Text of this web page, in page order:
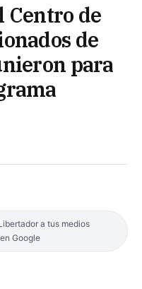
Centro de
de
para
a tus medios
Google